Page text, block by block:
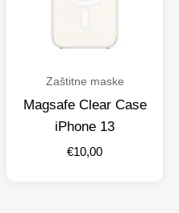
Zaštitne maske
Magsafe Clear Case
iPhone 13
€10,00